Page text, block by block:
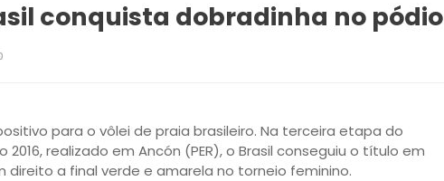
conquista dobradinha no pódio
para o vôlei de praia brasileiro. Na terceira etapa do
2016, realizado em Ancón (PER), o Brasil conseguiu o título em
direito a final verde e amarela no torneio feminino.